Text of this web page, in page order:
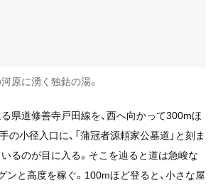
原に湧く独鈷の湯。
県道修善寺戸田線を、西へ向かって300mほ
の小径入口に、「蒲冠者源頼家公墓道」と刻ま
るのが目に入る。そこを辿ると道は急峻な
ンと高度を稼ぐ。100mほど登ると、小さな屋